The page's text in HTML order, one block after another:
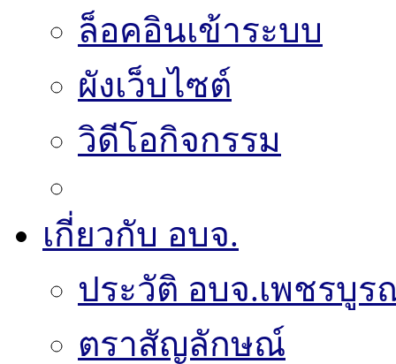
ล็อคอินเข้าระบบ
ผังเว็บไซต์
วิดีโอกิจกรรม
เกี่ยวกับ อบจ.
ประวัติ อบจ.เพชรบูร
ตราสัญลักษณ์